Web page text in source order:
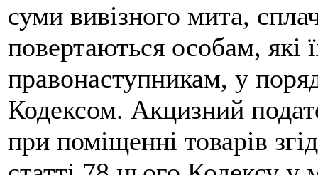
суми вивізного мита,
повертаються особам, які
правонаступникам, у
Кодексом. Акцизний
при поміщенні товарів